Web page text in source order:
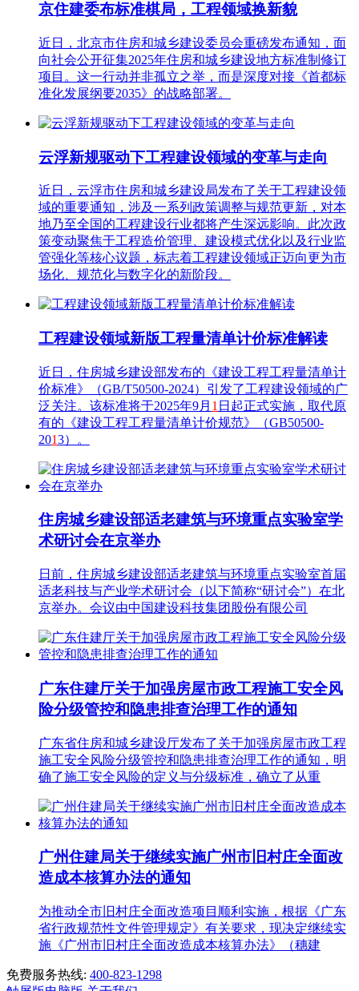
京住建委布标准棋局，工程领域换新貌
近日，北京市住房和城乡建设委员会重磅发布通知，面
向社会公开征集2025年住房和城乡建设地方标准制修订
项目。这一行动并非孤立之举，而是深度对接《首都标
准化发展纲要2035》的战略部署。
云浮新规驱动下工程建设领域的变革与走向
近日，云浮市住房和城乡建设局发布了关于工程建设领
域的重要通知，涉及一系列政策调整与规范更新，对本
地乃至全国的工程建设行业都将产生深远影响。此次政
策变动聚焦于工程造价管理、建设模式优化以及行业监
管强化等核心议题，标志着工程建设领域正迈向更为市
场化、规范化与数字化的新阶段。
工程建设领域新版工程量清单计价标准解读
近日，住房城乡建设部发布的《建设工程工程量清单计
价标准》（GB/T50500-2024）引发了工程建设领域的广
泛关注。该标准将于2025年9月 1 日起正式实施，取代原
有的《建设工程工程量清单计价规范》（GB50500-
2013）。
住房城乡建设部适老建筑与环境重点实验室学
术研讨会在京举办
日前，住房城乡建设部适老建筑与环境重点实验室首届
适老科技与产业学术研讨会（以下简称“研讨会”）在北
京举办。会议由中国建设科技集团股份有限公司
广东住建厅关于加强房屋市政工程施工安全风
险分级管控和隐患排查治理工作的通知
广东省住房和城乡建设厅发布了关于加强房屋市政工程
施工安全风险分级管控和隐患排查治理工作的通知，明
确了施工安全风险的定义与分级标准，确立了从重
广州住建局关于继续实施广州市旧村庄全面改
造成本核算办法的通知
为推动全市旧村庄全面改造项目顺利实施，根据《广东
省行政规范性文件管理规定》有关要求，现决定继续实
施《广州市旧村庄全面改造成本核算办法》（穗建
免费服务热线: 400-823-1298